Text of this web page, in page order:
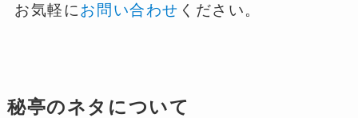
お気軽にお問い合わせ ください。
秘亭のネタについて